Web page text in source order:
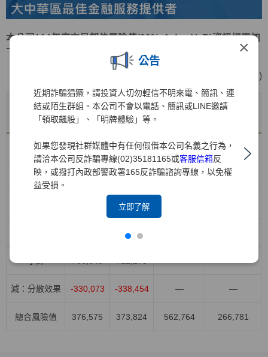
×
公告
近期詐騙猖獗，請投資人切勿輕信不明來電、簡訊、連
結或陌生群組。本公司不會以電話、簡訊或LINE邀請
「領取飆股」、「明牌體驗」等。
如果您發現社群媒體中有任何假借本公司名義之行為，
請洽本公司反詐騙專線(02)35181165或客服信箱反
映，或撥打內政部警政署165反詐騙諮詢專線，以免權
益受損。
立即了解
本公司114年度交易部位風險值(99%, 1 day VaR)資訊揭露如
下表：
(單位:新台幣仟元 )
風險別
年底值
114/12/31
VaR平均
值
VaR最大值 VaR最小值
股權風險 418,426 371,043 528,908 264,044
利率風險 96,615 155,709 232,839 91,949
137,958
47,568
減：分散效果 -330,073 -338,454 — —
總合風險值 376,575 373,824 562,764 266,781